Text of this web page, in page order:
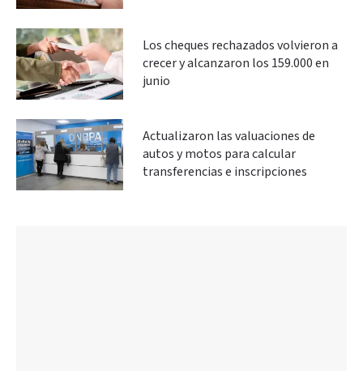
Los cheques rechazados volvieron a
crecer y alcanzaron los 159.000 en
junio
Actualizaron las valuaciones de
autos y motos para calcular
transferencias e inscripciones